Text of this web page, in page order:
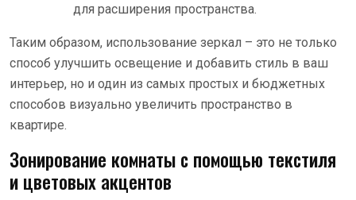
для расширения пространства.
Таким образом, использование зеркал – это не только
способ улучшить освещение и добавить стиль в ваш
интерьер, но и один из самых простых и бюджетных
способов визуально увеличить пространство в
квартире.
Зонирование комнаты с помощью текстиля
и цветовых акцентов